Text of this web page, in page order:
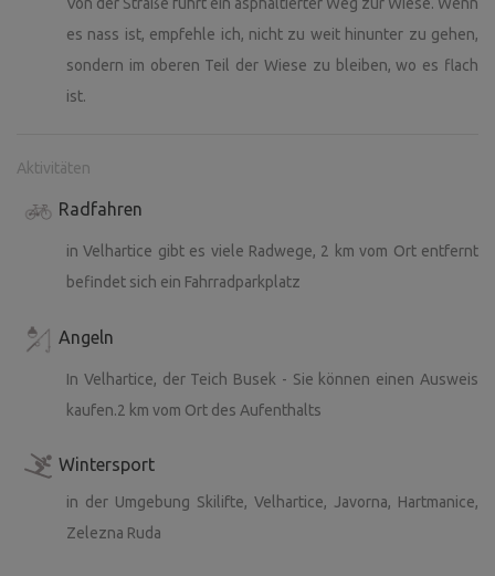
es nass ist, empfehle ich, nicht zu weit hinunter zu gehen,
sondern im oberen Teil der Wiese zu bleiben, wo es flach
ist.
Aktivitäten
Radfahren
in Velhartice gibt es viele Radwege, 2 km vom Ort entfernt
befindet sich ein Fahrradparkplatz
Angeln
In Velhartice, der Teich Busek - Sie können einen Ausweis
kaufen.2 km vom Ort des Aufenthalts
Wintersport
in der Umgebung Skilifte, Velhartice, Javorna, Hartmanice,
Zelezna Ruda